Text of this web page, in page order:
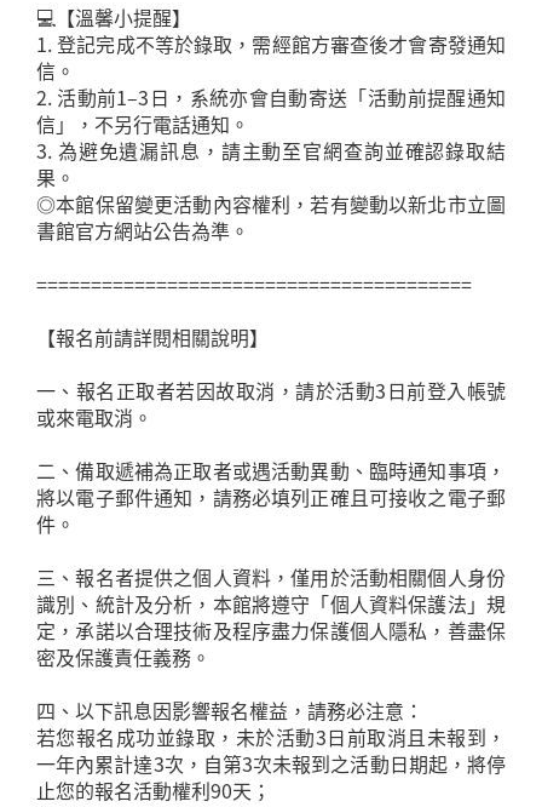
💻【溫馨小提醒】
1. 登記完成不等於錄取，需經館方審查後才會寄發通知
信。
2. 活動前1–3日，系統亦會自動寄送「活動前提醒通知
信」，不另行電話通知。
3. 為避免遺漏訊息，請主動至官網查詢並確認錄取結
果。
◎本館保留變更活動內容權利，若有變動以新北市立圖
書館官方網站公告為準。
========================================
【報名前請詳閱相關說明】
一、報名正取者若因故取消，請於活動3日前登入帳號
或來電取消。
二、備取遞補為正取者或遇活動異動、臨時通知事項，
將以電子郵件通知，請務必填列正確且可接收之電子郵
件。
三、報名者提供之個人資料，僅用於活動相關個人身份
識別、統計及分析，本館將遵守「個人資料保護法」規
定，承諾以合理技術及程序盡力保護個人隱私，善盡保
密及保護責任義務。
四、以下訊息因影響報名權益，請務必注意：
若您報名成功並錄取，未於活動3日前取消且未報到，
一年內累計達3次，自第3次未報到之活動日期起，將停
止您的報名活動權利90天；